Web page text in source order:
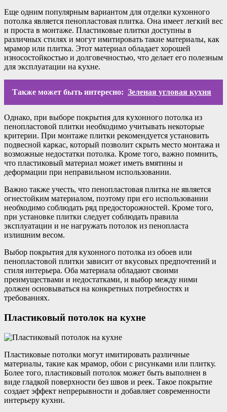
Еще одним популярным вариантом для отделки кухонного
потолка является пенопластовая плитка. Она имеет легкий вес
и проста в монтаже. Пластиковые плитки доступны в
различных стилях и могут имитировать такие материалы, как
мрамор или плитка. Этот материал обладает хорошей
износостойкостью и долговечностью, что делает его полезным
для эксплуатации на кухне.
Также может быть интересно: Зеленая угловая кухня
Однако, при выборе покрытия для кухонного потолка из
пенопластовой плитки необходимо учитывать некоторые
критерии. При монтаже плитки рекомендуется установить
подвесной каркас, который позволит скрыть место монтажа и
возможные недостатки потолка. Кроме того, важно помнить,
что пластиковый материал может иметь вмятины и
деформации при неправильном использовании.
Важно также учесть, что пенопластовая плитка не является
огнестойким материалом, поэтому при его использовании
необходимо соблюдать ряд предосторожностей. Кроме того,
при установке плитки следует соблюдать правила
эксплуатации и не нагружать потолок из пенопласта
излишним весом.
Выбор покрытия для кухонного потолка из обоев или
пенопластовой плитки зависит от вкусовых предпочтений и
стиля интерьера. Оба материала обладают своими
преимуществами и недостатками, и выбор между ними
должен основываться на конкретных потребностях и
требованиях.
Пластиковый потолок на кухне
Пластиковые потолки могут имитировать различные
материалы, такие как мрамор, обои с рисунками или плитку.
Более того, пластиковый потолок может быть выполнен в
виде гладкой поверхности без швов и реек. Такое покрытие
создает эффект непрерывности и добавляет современности
интерьеру кухни.